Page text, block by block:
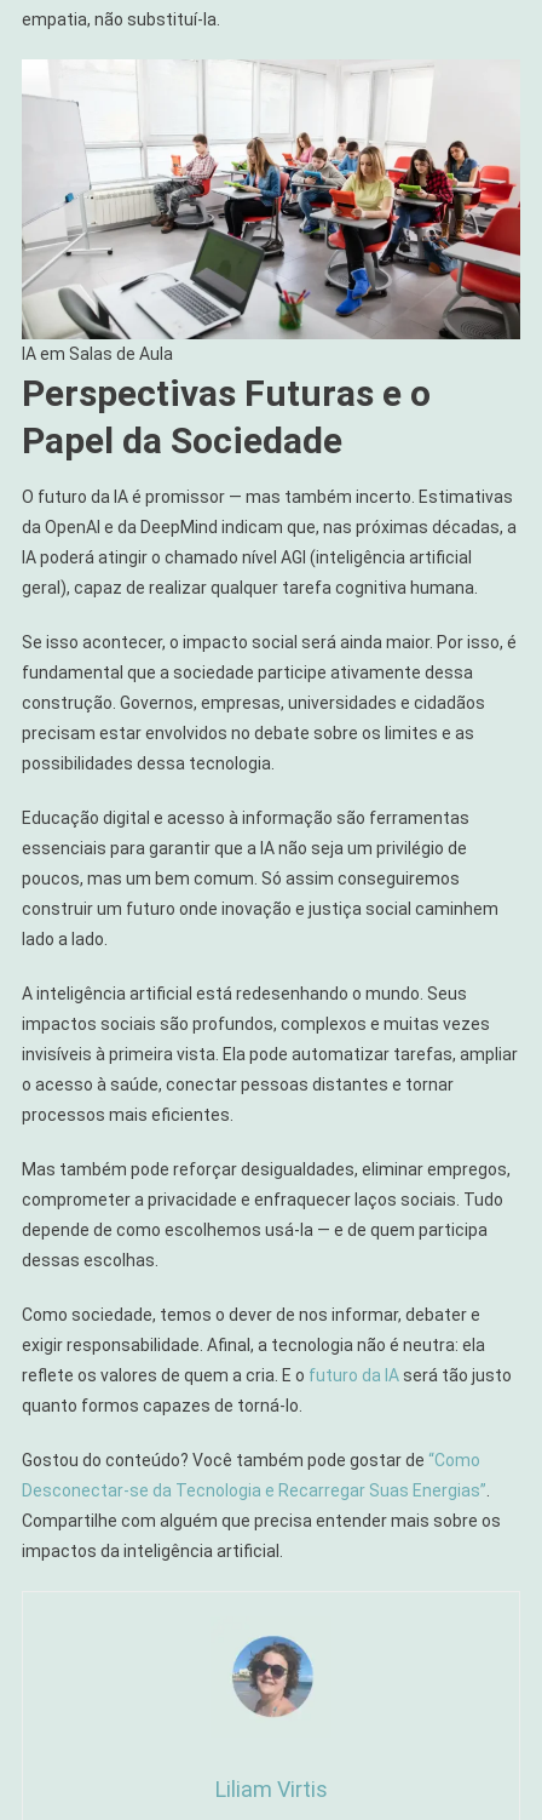
empatia, não substituí-la.
IA em Salas de Aula
Perspectivas Futuras e o
Papel da Sociedade
O futuro da IA é promissor — mas também incerto. Estimativas
da OpenAI e da DeepMind indicam que, nas próximas décadas, a
IA poderá atingir o chamado nível AGI (inteligência artificial
geral), capaz de realizar qualquer tarefa cognitiva humana.
Se isso acontecer, o impacto social será ainda maior. Por isso, é
fundamental que a sociedade participe ativamente dessa
construção. Governos, empresas, universidades e cidadãos
precisam estar envolvidos no debate sobre os limites e as
possibilidades dessa tecnologia.
Educação digital e acesso à informação são ferramentas
essenciais para garantir que a IA não seja um privilégio de
poucos, mas um bem comum. Só assim conseguiremos
construir um futuro onde inovação e justiça social caminhem
lado a lado.
A inteligência artificial está redesenhando o mundo. Seus
impactos sociais são profundos, complexos e muitas vezes
invisíveis à primeira vista. Ela pode automatizar tarefas, ampliar
o acesso à saúde, conectar pessoas distantes e tornar
processos mais eficientes.
Mas também pode reforçar desigualdades, eliminar empregos,
comprometer a privacidade e enfraquecer laços sociais. Tudo
depende de como escolhemos usá-la — e de quem participa
dessas escolhas.
Como sociedade, temos o dever de nos informar, debater e
exigir responsabilidade. Afinal, a tecnologia não é neutra: ela
reflete os valores de quem a cria. E o futuro da IAserá tão justo
quanto formos capazes de torná-lo.
Gostou do conteúdo? Você também pode gostar de “Como
Desconectar-se da Tecnologia e Recarregar Suas Energias”.
Compartilhe com alguém que precisa entender mais sobre os
impactos da inteligência artificial.
Liliam Virtis